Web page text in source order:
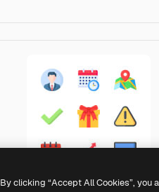
By clicking “Accept All Cookies”,